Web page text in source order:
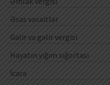
Əsas vəsaitlər
Gəlir və gəlir vergisi
Həyatın yığım sığortası
İcarə